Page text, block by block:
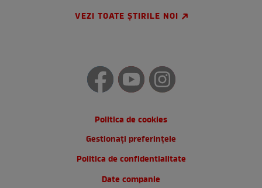
VEZI TOATE ȘTIRILE NOI
Politica de cookies
Gestionați preferințele
Politica de confidentialitate
Date companie